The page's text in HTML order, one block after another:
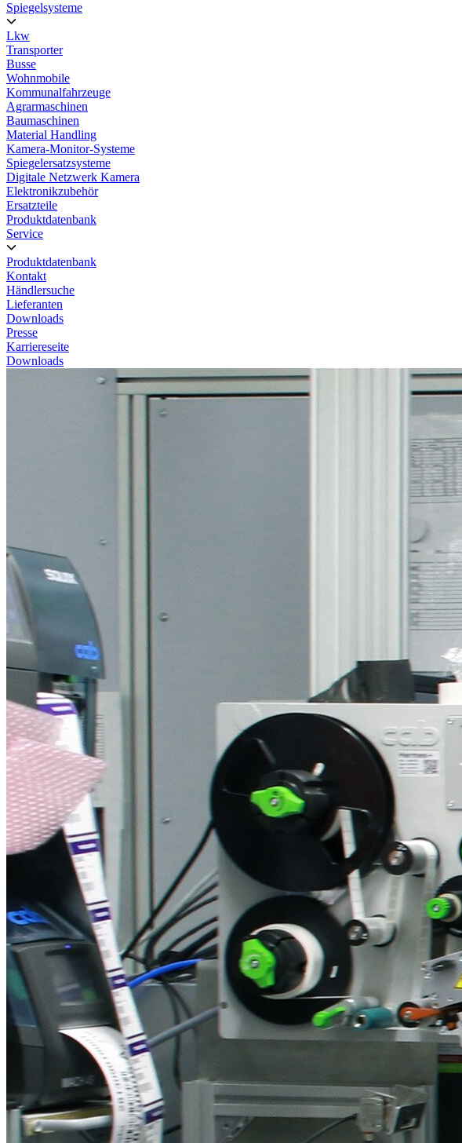
Spiegelsysteme
Lkw
Transporter
Busse
Wohnmobile
Kommunalfahrzeuge
Agrarmaschinen
Baumaschinen
Material Handling
Kamera-Monitor-Systeme
Spiegelersatzsysteme
Digitale Netzwerk Kamera
Elektronikzubehör
Ersatzteile
Produktdatenbank
Service
Produktdatenbank
Kontakt
Händlersuche
Lieferanten
Downloads
Presse
Karriereseite
Downloads